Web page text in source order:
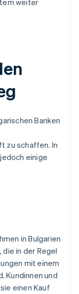
weiter
Banken
zu schaffen. In
einige
in Bulgarien
, die in der Regel
mit einem
Kundinnen und
einen Kauf